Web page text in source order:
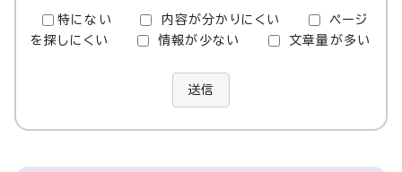
特にない 内容が分かりにくい
ページ
を探しにくい
情報が少ない 文章量が多い
送信